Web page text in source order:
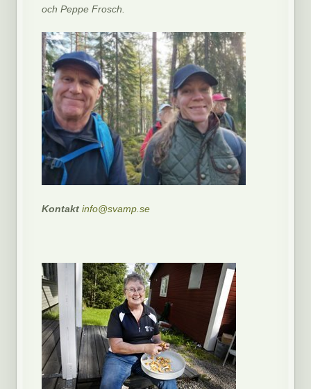
och Peppe Frosch.
Kontaktinfo@svamp.se